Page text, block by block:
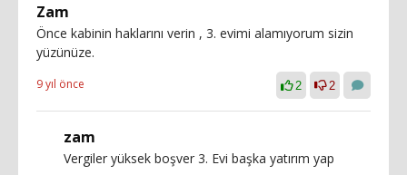
Zam
Önce kabinin haklarını verin , 3. evimi alamıyorum sizin
yüzünüze.
9 yıl önce 2 2
zam
Vergiler yüksek boşver 3. Evi başka yatırım yap